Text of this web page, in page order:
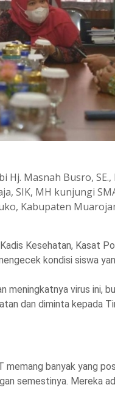
Hj. Masnah Busro,
SIK, MH kunjungi
Kabupaten
Kesehatan, Kasat
kondisi siswa
meningkatnya virus ini,
dan diminta kepada
banyak yang
semestinya. Mereka